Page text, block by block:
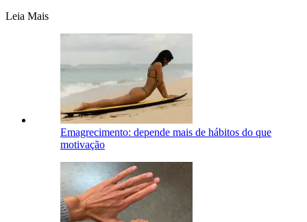
Leia Mais
Emagrecimento: depende mais de hábitos do que
motivação